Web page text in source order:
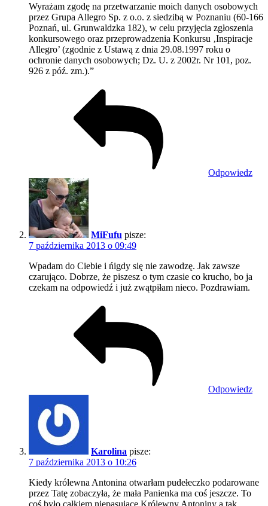
Wyrażam zgodę na przetwarzanie moich danych osobowych
przez Grupa Allegro Sp. z o.o. z siedzibą w Poznaniu (60-166
Poznań, ul. Grunwaldzka 182), w celu przyjęcia zgłoszenia
konkursowego oraz przeprowadzenia Konkursu ‚Inspiracje
Allegro’ (zgodnie z Ustawą z dnia 29.08.1997 roku o
ochronie danych osobowych; Dz. U. z 2002r. Nr 101, poz.
926 z póź. zm.).”
Odpowiedz
MiFufu pisze:
7 października 2013 o 09:49
Wpadam do Ciebie i ńigdy się nie zawodzę. Jak zawsze
czarująco. Dobrze, że piszesz o tym czasie co krucho, bo ja
czekam na odpowiedź i już zwątpiłam nieco. Pozdrawiam.
Odpowiedz
Karolina pisze:
7 października 2013 o 10:26
Kiedy królewna Antonina otwarłam pudełeczko podarowane
przez Tatę zobaczyła, że mała Panienka ma coś jeszcze. To
coś było całkiem niepasujące Królewny Antoniny a tak